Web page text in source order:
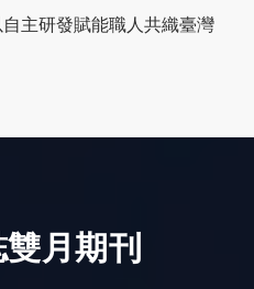
主研發賦能職人共織臺灣
月期刊